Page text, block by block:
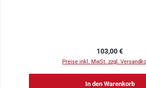
Regulärer Preis:
103,00 €
Preise inkl. MwSt. zzgl.
In den Warenkorb